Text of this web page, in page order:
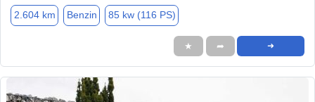
2.604 km Benzin 85 kw (116 PS)
★ ➦ ➜